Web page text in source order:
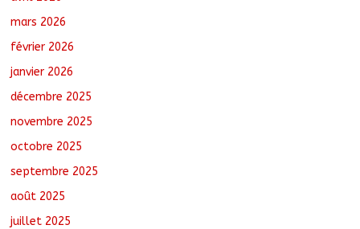
mars 2026
février 2026
janvier 2026
décembre 2025
novembre 2025
octobre 2025
septembre 2025
août 2025
juillet 2025